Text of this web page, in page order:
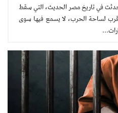
في تاريخ مصر الحديث، التي سقط
لساحة الحرب، لا يسمع فيها سوى